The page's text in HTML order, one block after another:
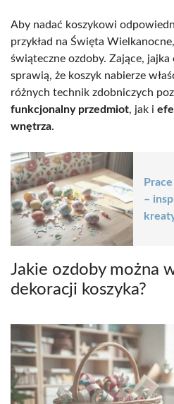
Aby nadać koszykowi
przykład na Święta
świąteczne ozdoby. Zające,
sprawią, że koszyk nabierze
różnych technik zdobniczych
funkcjonalny przedmiot, jak i
wnętrza.
–
Jakie ozdoby można
dekoracji koszyka?